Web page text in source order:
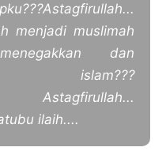
Astagfirullah...
menjadi muslimah
dan
islam???
Astagfirullah...
ilaih....